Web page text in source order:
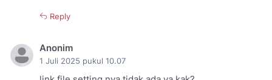
Reply
Anonim
1 Juli 2025 pukul 10.07